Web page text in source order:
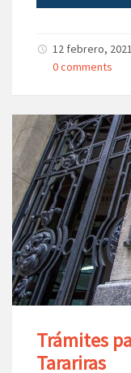
12 febrero,
0 comments
Trámites
Tarariras